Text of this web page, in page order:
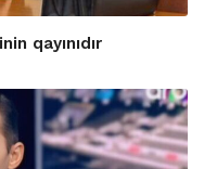
qayınıdır